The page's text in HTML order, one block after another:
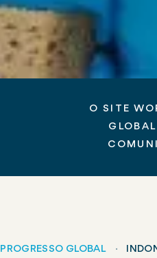
O SITE
PROGRESSO GLOBAL